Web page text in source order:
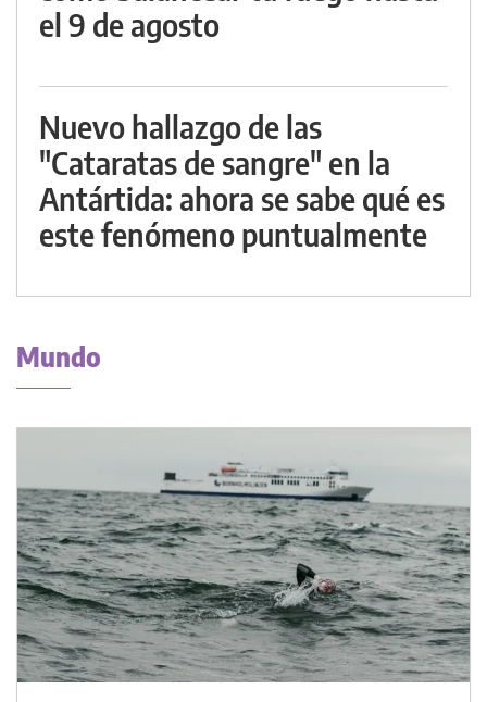
el 9 de agosto
Nuevo hallazgo de las
"Cataratas de sangre" en la
Antártida: ahora se sabe qué es
este fenómeno puntualmente
Mundo